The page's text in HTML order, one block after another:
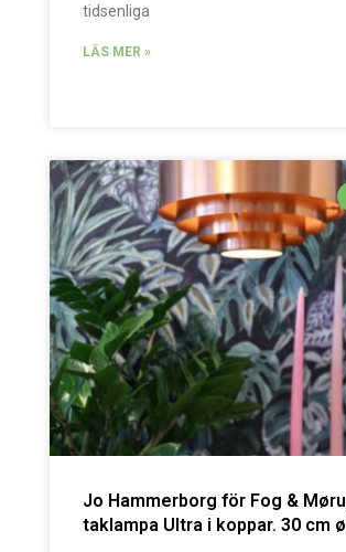
tidsenliga
LÄS MER »
Jo Hammerborg för Fog &
taklampa Ultra i koppar. 30 cm ø